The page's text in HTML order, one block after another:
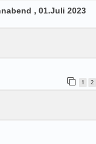
, 01.Juli 2023
1 2